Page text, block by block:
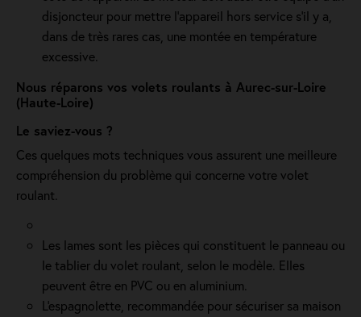
disjoncteur pour mettre l'appareil hors service s'il y a,
dans de très rares cas, une montée en température
excessive.
Nous réparons vos volets roulants à Aurec-sur-Loire
(Haute-Loire)
Le saviez-vous ?
Ces quelques mots techniques vous assurent une meilleure
compréhension du problème qui concerne votre volet
roulant.
Les lames sont les pièces qui constituent le panneau ou
le tablier du volet roulant, selon le modèle. Elles
peuvent être en PVC ou en aluminium.
L'espagnolette, recommandée pour sécuriser sa maison